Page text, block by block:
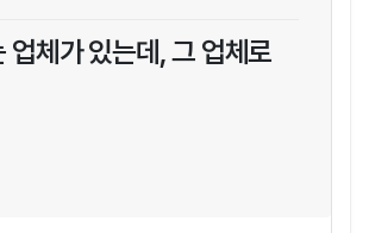
업체가 있는데, 그 업체로